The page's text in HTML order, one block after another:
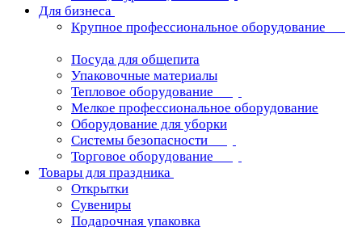
Для бизнеса
Крупное профессиональное оборудование
Посуда для общепита
Упаковочные материалы
Тепловое оборудование
Мелкое профессиональное оборудование
Оборудование для уборки
Системы безопасности
Торговое оборудование
Товары для праздника
Открытки
Сувениры
Подарочная упаковка